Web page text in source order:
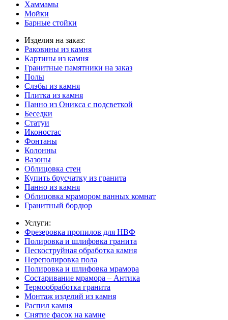
Хаммамы
Мойки
Барные стойки
Изделия на заказ:
Раковины из камня
Картины из камня
Гранитные памятники на заказ
Полы
Слэбы из камня
Плитка из камня
Панно из Оникса с подсветкой
Беседки
Статуи
Иконостас
Фонтаны
Колонны
Вазоны
Облицовка стен
Купить брусчатку из гранита
Панно из камня
Облицовка мрамором ванных комнат
Гранитный бордюр
Услуги:
Фрезеровка пропилов для НВФ
Полировка и шлифовка гранита
Пескоструйная обработка камня
Переполировка пола
Полировка и шлифовка мрамора
Состаривание мрамора – Антика
Термообработка гранита
Монтаж изделий из камня
Распил камня
Снятие фасок на камне